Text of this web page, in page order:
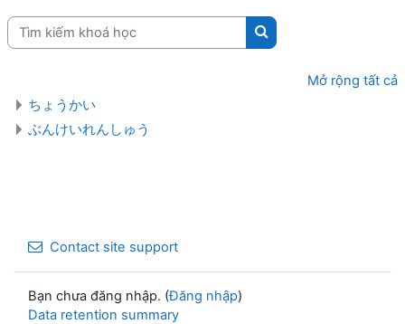
Tìm kiếm khoá học
Tìm kiếm khoá học
Mở rộng tất cả
ちょうかい
ぶんけいれんしゅう
Contact site support
Bạn chưa đăng nhập. (Đăng nhập)
Data retention summary